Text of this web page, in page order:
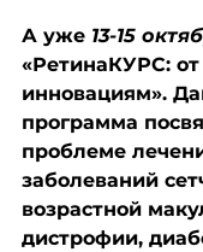
А уже 13-15
«РетинаКУРС: от
инновациям».
программа
проблеме
заболеваний
возрастной
дистрофии,